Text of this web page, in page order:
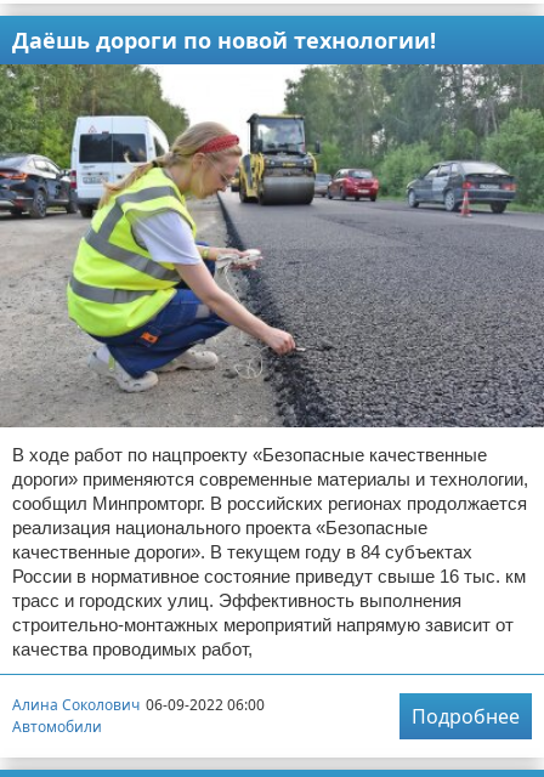
Даёшь дороги по новой технологии!
В ходе работ по нацпроекту «Безопасные качественные
дороги» применяются современные материалы и технологии,
сообщил Минпромторг. В российских регионах продолжается
реализация национального проекта «Безопасные
качественные дороги». В текущем году в 84 субъектах
России в нормативное состояние приведут свыше 16 тыс. км
трасс и городских улиц. Эффективность выполнения
строительно-монтажных мероприятий напрямую зависит от
качества проводимых работ,
Алина Соколович 06-09-2022 06:00
Автомобили
Подробнее